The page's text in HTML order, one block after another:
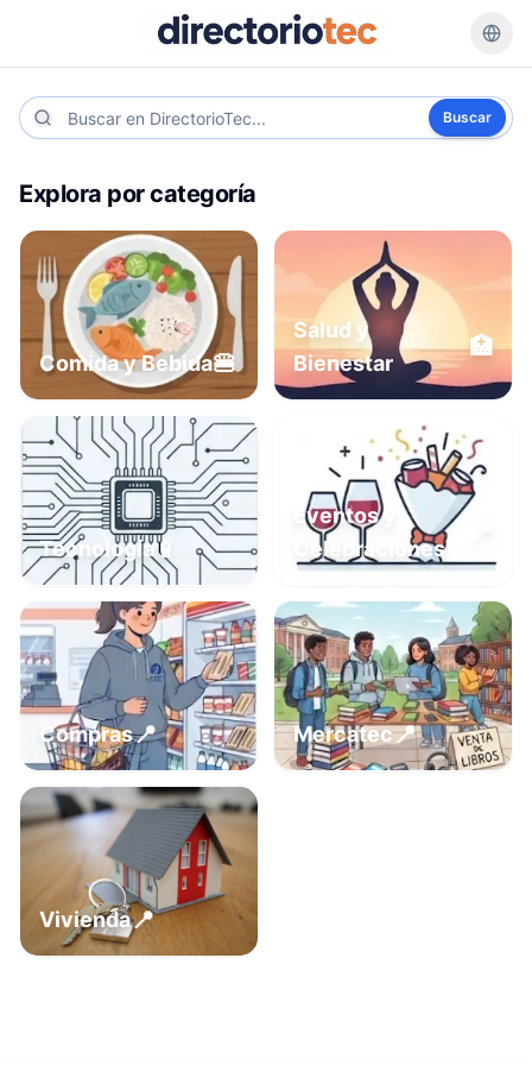
Buscar
Explora por categoría
Comida y Bebida🍔
Salud y
Bienestar
🏥
Tecnología📱
Eventos y
Celebraciones
Compras📍 Mercatec📍
Vivienda📍